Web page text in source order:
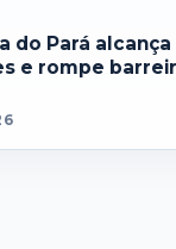
do Pará
e rompe